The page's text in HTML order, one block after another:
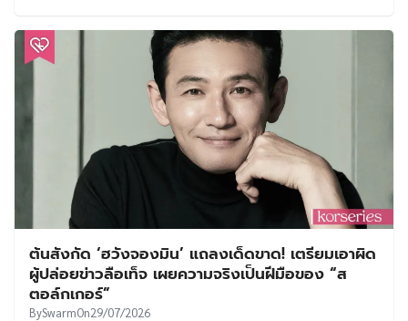
ต้นสังกัด ‘ฮวังจองมิน’ แถลงเด็ดขาด! เตรียมเอาผิด
ผู้ปล่อยข่าวลือเท็จ เผยความจริงเป็นฝีมือของ “ส
ตอล์กเกอร์”
BySwarmOn29/07/2026